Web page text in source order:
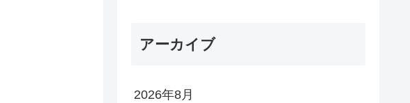
アーカイブ
2026年8月